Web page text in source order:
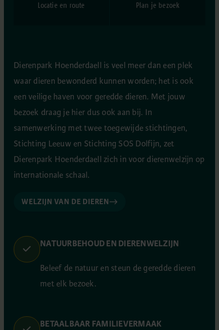
Locatie en route Plan je bezoek
Dierenpark Hoenderdaell is veel meer dan een plek
waar dieren bewonderd kunnen worden; het is ook
een veilige haven voor geredde dieren. Met jouw
bezoek draag je hier dus ook aan bij. In
samenwerking met twee toegewijde stichtingen,
Stichting Leeuw en Stichting SOS Dolfijn, zet
Dierenpark Hoenderdaell zich in voor dierenwelzijn op
internationale schaal.
WELZIJN VAN DE DIEREN
NATUURBEHOUD EN DIERENWELZIJN
Beleef de natuur en steun de geredde dieren
met elk bezoek.
BETAALBAAR FAMILIEVERMAAK